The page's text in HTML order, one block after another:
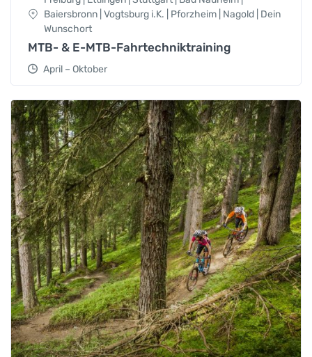
Baiersbronn | Vogtsburg i.K. | Pforzheim | Nagold | Dein
Wunschort
MTB- & E-MTB-Fahrtechniktraining
April – Oktober